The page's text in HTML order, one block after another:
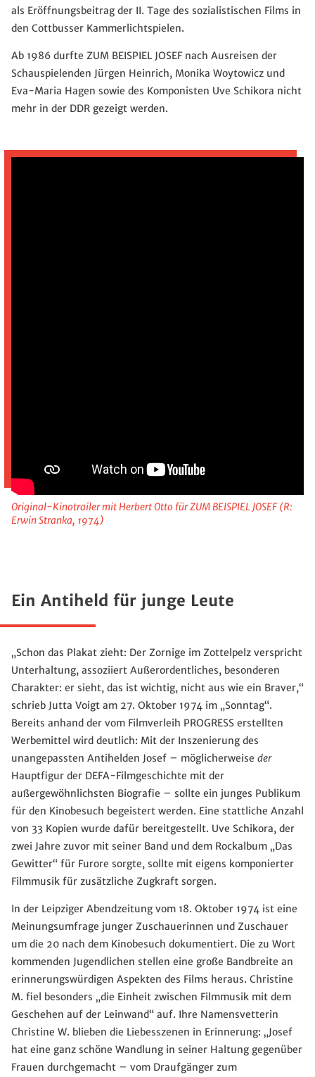
als Eröffnungsbeitrag der II. Tage des sozialistischen Films in
den Cottbusser Kammerlichtspielen.
Ab 1986 durfte ZUM BEISPIEL JOSEF nach Ausreisen der
Schauspielenden Jürgen Heinrich, Monika Woytowicz und
Eva-Maria Hagen sowie des Komponisten Uve Schikora nicht
mehr in der DDR gezeigt werden.
Original-Kinotrailer mit Herbert Otto für ZUM BEISPIEL JOSEF (R:
Erwin Stranka, 1974)
Ein Antiheld für junge Leute
„Schon das Plakat zieht: Der Zornige im Zottelpelz verspricht
Unterhaltung, assoziiert Außerordentliches, besonderen
Charakter: er sieht, das ist wichtig, nicht aus wie ein Braver,“
schrieb Jutta Voigt am 27. Oktober 1974 im „Sonntag“.
Bereits anhand der vom Filmverleih PROGRESS erstellten
Werbemittel wird deutlich: Mit der Inszenierung des
unangepassten Antihelden Josef – möglicherweise der
Hauptfigur der DEFA-Filmgeschichte mit der
außergewöhnlichsten Biografie – sollte ein junges Publikum
für den Kinobesuch begeistert werden. Eine stattliche Anzahl
von 33 Kopien wurde dafür bereitgestellt. Uve Schikora, der
zwei Jahre zuvor mit seiner Band und dem Rockalbum „Das
Gewitter“ für Furore sorgte, sollte mit eigens komponierter
Filmmusik für zusätzliche Zugkraft sorgen.
In der Leipziger Abendzeitung vom 18. Oktober 1974 ist eine
Meinungsumfrage junger Zuschauerinnen und Zuschauer
um die 20 nach dem Kinobesuch dokumentiert. Die zu Wort
kommenden Jugendlichen stellen eine große Bandbreite an
erinnerungswürdigen Aspekten des Films heraus. Christine
M. fiel besonders „die Einheit zwischen Filmmusik mit dem
Geschehen auf der Leinwand“ auf. Ihre Namensvetterin
Christine W. blieben die Liebesszenen in Erinnerung: „Josef
hat eine ganz schöne Wandlung in seiner Haltung gegenüber
Frauen durchgemacht – vom Draufgänger zum